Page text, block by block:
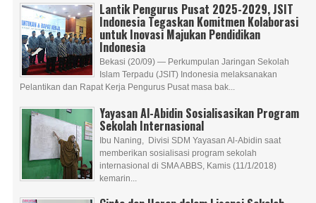
Lantik Pengurus Pusat 2025-2029, JSIT
Indonesia Tegaskan Komitmen Kolaborasi
untuk Inovasi Majukan Pendidikan
Indonesia
Bekasi (20/09) — Perkumpulan Jaringan Sekolah
Islam Terpadu (JSIT) Indonesia melaksanakan
Pelantikan dan Rapat Kerja Pengurus Pusat masa bak...
Yayasan Al-Abidin Sosialisasikan Program
Sekolah Internasional
Ibu Naning, Divisi SDM Yayasan Al-Abidin saat
memberikan sosialisasi program sekolah
internasional di SMA ABBS, Kamis (11/1/2018)
kemarin...